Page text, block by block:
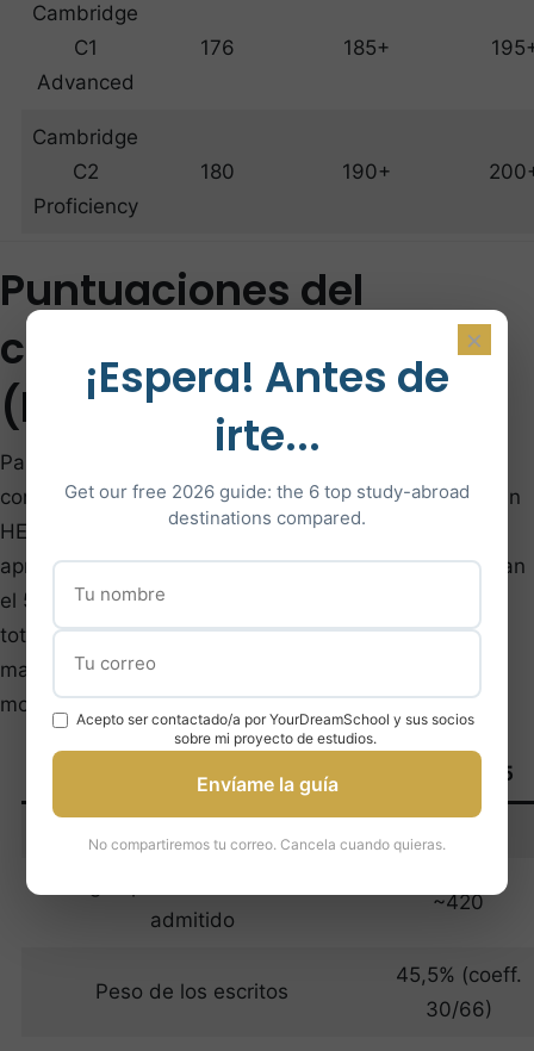
Cambridge
C1
Advanced
176 185+
Cambridge
C2
Proficiency
180 190+
Puntuaciones del
concurso post-prépa
(BCE)
Para la vía post-prépa, los resultados dependen del
concurso BCE. En 2025, la nota del último admitido en
HEC Paris fue de 13,24/20, es decir un rango
aproximado de 420. Los exámenes orales representan
el 54,5% de la nota final (coeficiente 36 sobre 66
total). Las materias más determinantes son las
matemáticas, la cultura general y las lenguas
modernas.
Dato Valor 2025
admitido
~420
Peso de los escritos
45,5% (coeff.
30/66)
×
¡Espera! Antes de
irte...
Get our free 2026 guide: the 6 top study-abroad
destinations compared.
Acepto ser contactado/a por YourDreamSchool y sus socios
sobre mi proyecto de estudios.
Envíame la guía
No compartiremos tu correo. Cancela cuando quieras.